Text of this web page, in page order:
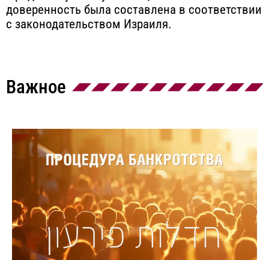
доверенность была составлена в соответствии
с законодательством Израиля.
Важное